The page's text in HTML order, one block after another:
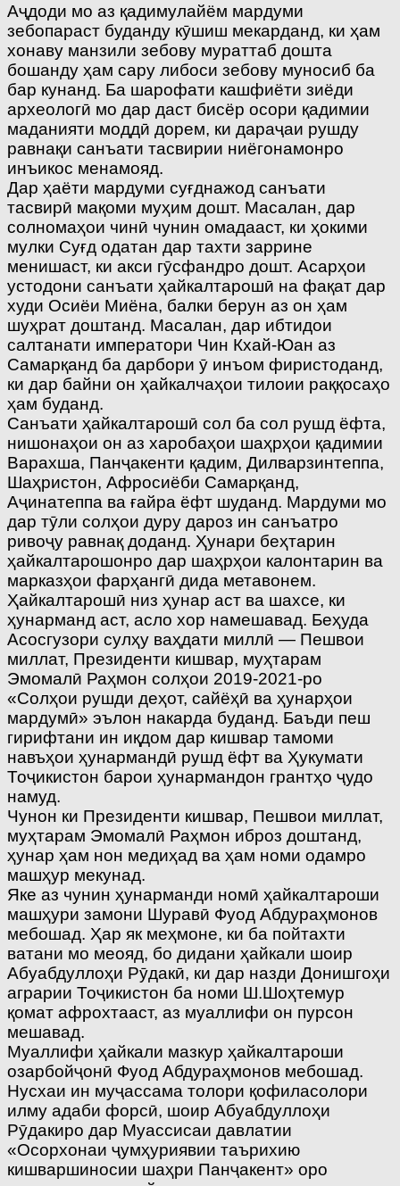
Аҷдоди мо аз қадимулайём мардуми
зебопараст буданду кӯшиш мекарданд, ки ҳам
хонаву манзили зебову мураттаб дошта
бошанду ҳам сару либоси зебову муносиб ба
бар кунанд. Ба шарофати кашфиёти зиёди
археологӣ мо дар даст бисёр осори қадимии
маданияти моддӣ дорем, ки дараҷаи рушду
равнақи санъати тасвирии ниёгонамонро
инъикос менамояд.
Дар ҳаёти мардуми суғднажод санъати
тасвирӣ мақоми муҳим дошт. Масалан, дар
солномаҳои чинӣ чунин омадааст, ки ҳокими
мулки Суғд одатан дар тахти заррине
менишаст, ки акси гӯсфандро дошт. Асарҳои
устодони санъати ҳайкалтарошӣ на фақат дар
худи Осиёи Миёна, балки берун аз он ҳам
шуҳрат доштанд. Масалан, дар ибтидои
салтанати императори Чин Кхай-Юан аз
Самарқанд ба дарбори ӯ инъом фиристоданд,
ки дар байни он ҳайкалчаҳои тилоии раққосаҳо
ҳам буданд.
Санъати ҳайкалтарошӣ сол ба сол рушд ёфта,
нишонаҳои он аз харобаҳои шаҳрҳои қадимии
Варахша, Панҷакенти қадим, Дилварзинтеппа,
Шаҳристон, Афросиёби Самарқанд,
Аҷинатеппа ва ғайра ёфт шуданд. Мардуми мо
дар тӯли солҳои дуру дароз ин санъатро
ривоҷу равнақ доданд. Ҳунари беҳтарин
ҳайкалтарошонро дар шаҳрҳои калонтарин ва
марказҳои фарҳангӣ дида метавонем.
Ҳайкалтарошӣ низ ҳунар аст ва шахсе, ки
ҳунарманд аст, асло хор намешавад. Беҳуда
Асосгузори сулҳу ваҳдати миллӣ — Пешвои
миллат, Президенти кишвар, муҳтарам
Эмомалӣ Раҳмон солҳои 2019-2021-ро
«Солҳои рушди деҳот, сайёҳӣ ва ҳунарҳои
мардумӣ» эълон накарда буданд. Баъди пеш
гирифтани ин иқдом дар кишвар тамоми
навъҳои ҳунармандӣ рушд ёфт ва Ҳукумати
Тоҷикистон барои ҳунармандон грантҳо ҷудо
намуд.
Чунон ки Президенти кишвар, Пешвои миллат,
муҳтарам Эмомалӣ Раҳмон иброз доштанд,
ҳунар ҳам нон медиҳад ва ҳам номи одамро
машҳур мекунад.
Яке аз чунин ҳунарманди номӣ ҳайкалтароши
машҳури замони Шуравӣ Фуод Абдураҳмонов
мебошад. Ҳар як меҳмоне, ки ба пойтахти
ватани мо меояд, бо дидани ҳайкали шоир
Абуабдуллоҳи Рӯдакӣ, ки дар назди Донишгоҳи
аграрии Тоҷикистон ба номи Ш.Шоҳтемур
қомат афрохтааст, аз муаллифи он пурсон
мешавад.
Муаллифи ҳайкали мазкур ҳайкалтароши
озарбойҷонӣ Фуод Абдураҳмонов мебошад.
Нусхаи ин муҷассама толори қофиласолори
илму адаби форсӣ, шоир Абуабдуллоҳи
Рӯдакиро дар Муассисаи давлатии
«Осорхонаи ҷумҳуриявии таърихию
кишваршиносии шаҳри Панҷакент» оро